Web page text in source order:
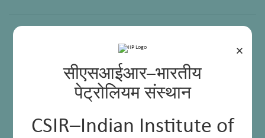
×
सीएसआईआर–भारतीय
पेट्रोलियम संस्थान
CSIR–Indian Institute of